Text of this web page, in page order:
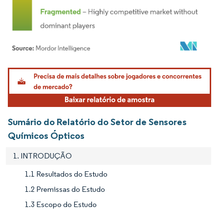
Imagem © Mordor Intelligence. O reuso requer atribuição conforme CC BY 4.0.
Sumário do Relatório do Setor de Sensores
Químicos Ópticos
1. INTRODUÇÃO
1.1 Resultados do Estudo
1.2 Premissas do Estudo
1.3 Escopo do Estudo